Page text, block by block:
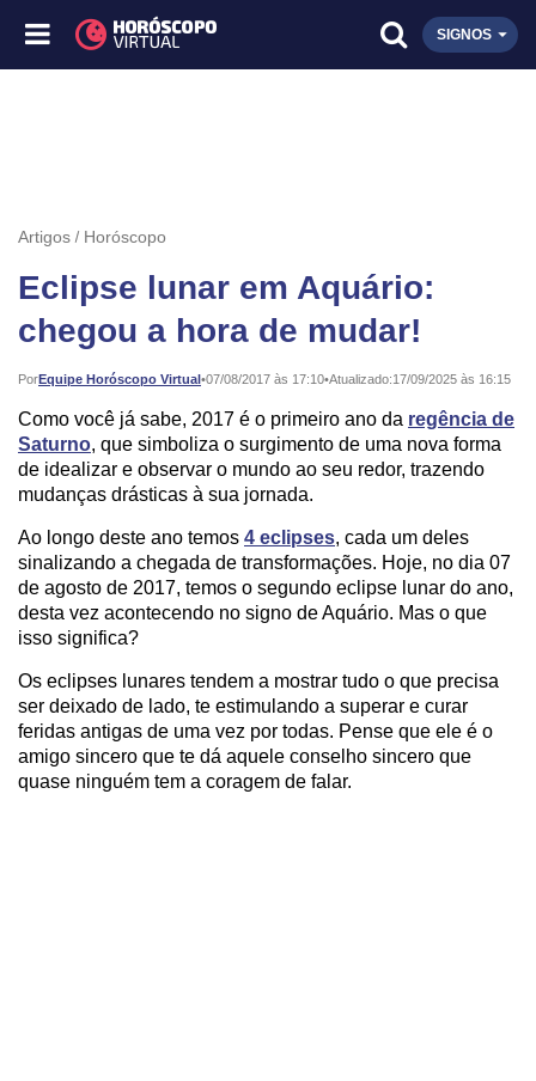
SIGNOS
Artigos Horóscopo
Eclipse lunar em Aquário:
chegou a hora de mudar!
PorEquipe Horóscopo Virtual•
Publicado: 07/08/2017 às 17:10•Atualizado:17/09/2025 às 16:15
Como você já sabe, 2017 é o primeiro ano da regência de
Saturno, que simboliza o surgimento de uma nova forma
de idealizar e observar o mundo ao seu redor, trazendo
mudanças drásticas à sua jornada.
Ao longo deste ano temos 4 eclipses, cada um deles
sinalizando a chegada de transformações. Hoje, no dia 07
de agosto de 2017, temos o segundo eclipse lunar do ano,
desta vez acontecendo no signo de Aquário. Mas o que
isso significa?
Os eclipses lunares tendem a mostrar tudo o que precisa
ser deixado de lado, te estimulando a superar e curar
feridas antigas de uma vez por todas. Pense que ele é o
amigo sincero que te dá aquele conselho sincero que
quase ninguém tem a coragem de falar.